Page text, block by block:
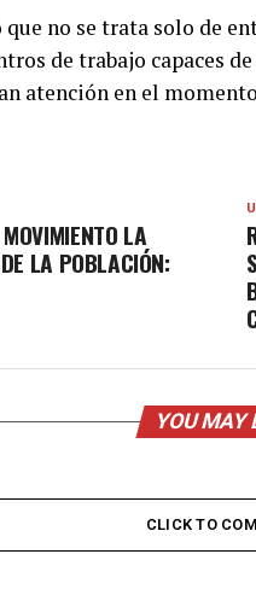
que no se trata solo de
de trabajo capaces
atención en el
LA
LA POBLACIÓN:
YOU MAY
CLICK TO